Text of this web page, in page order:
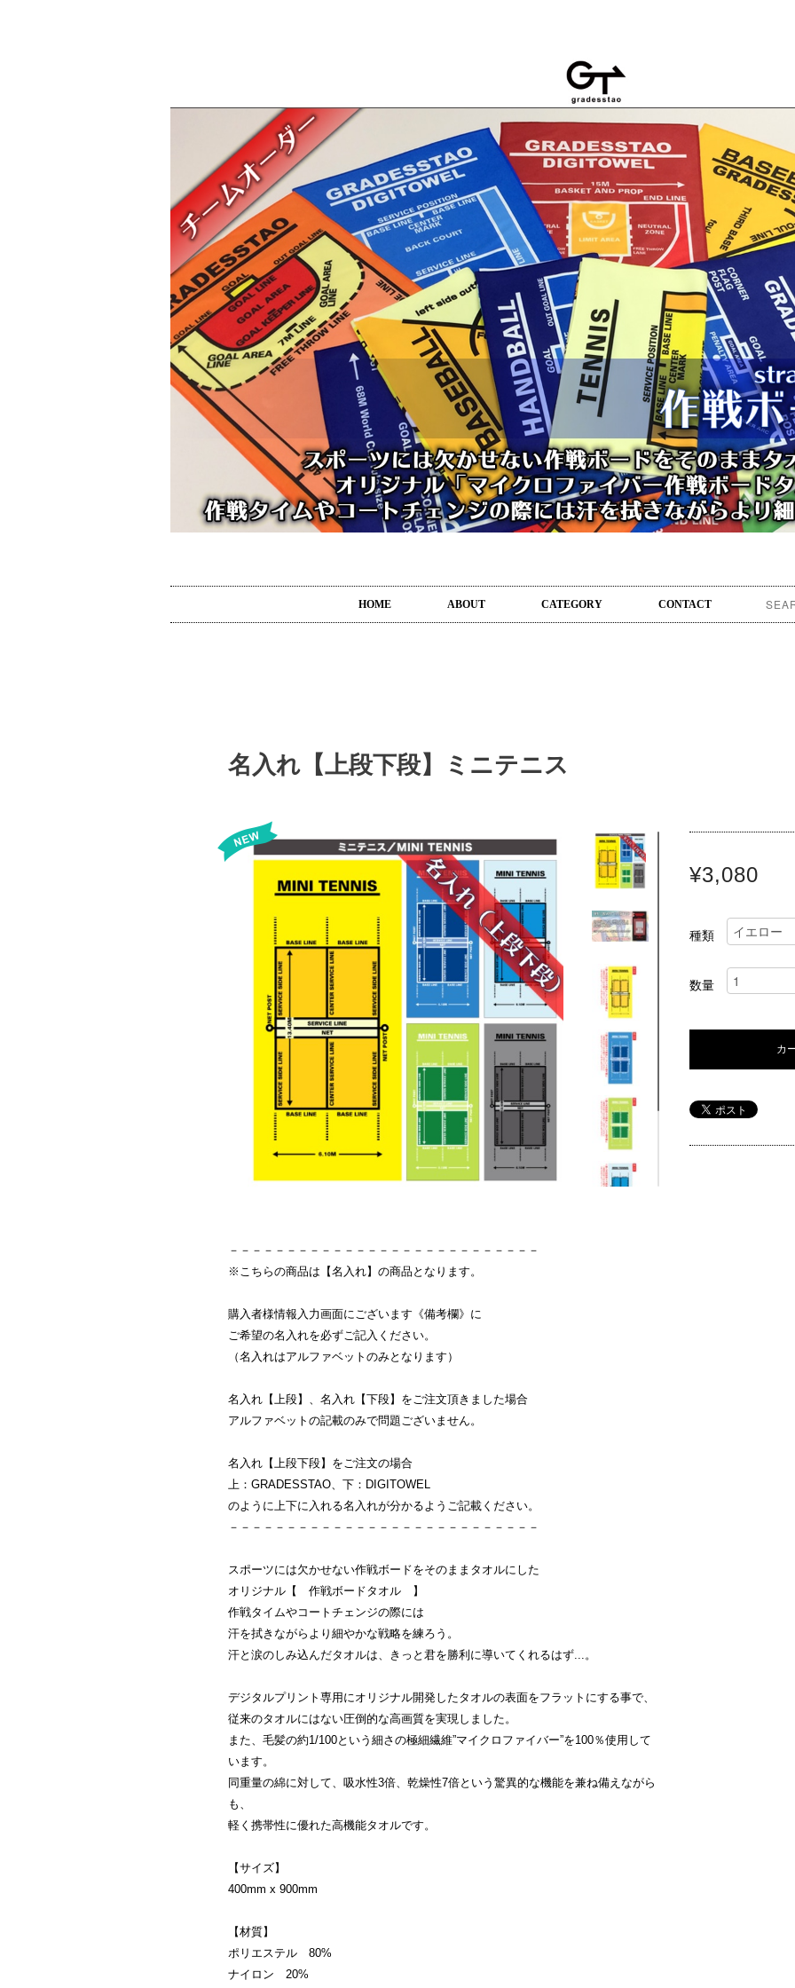
HOME ABOUT CATEGORY CONTACT
名入れ【上段下段】ミニテニス
－－－－－－－－－－－－－－－－－－－－－－－－－－－
※こちらの商品は【名入れ】の商品となります。
購入者様情報入力画面にございます《備考欄》に
ご希望の名入れを必ずご記入ください。
（名入れはアルファベットのみとなります）
名入れ【上段】、名入れ【下段】をご注文頂きました場合
アルファベットの記載のみで問題ございません。
名入れ【上段下段】をご注文の場合
上：GRADESSTAO、下：DIGITOWEL
のように上下に入れる名入れが分かるようご記載ください。
－－－－－－－－－－－－－－－－－－－－－－－－－－－
スポーツには欠かせない作戦ボードをそのままタオルにした
オリジナル【 作戦ボードタオル 】
作戦タイムやコートチェンジの際には
汗を拭きながらより細やかな戦略を練ろう。
汗と涙のしみ込んだタオルは、きっと君を勝利に導いてくれるはず...。
デジタルプリント専用にオリジナル開発したタオルの表面をフラットにする事で、
従来のタオルにはない圧倒的な高画質を実現しました。
また、毛髪の約1/100という細さの極細繊維”マイクロファイバー”を100％使用して
います。
同重量の綿に対して、吸水性3倍、乾燥性7倍という驚異的な機能を兼ね備えながら
も、
軽く携帯性に優れた高機能タオルです。
【サイズ】
400mm x 900mm
【材質】
ポリエステル 80%
ナイロン 20%
¥3,080
種類
数量
カ